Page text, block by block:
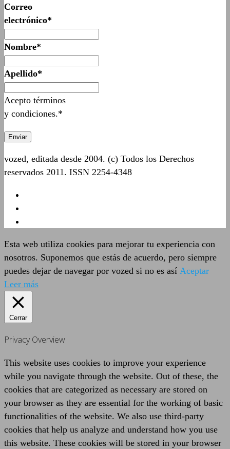
Correo
electrónico*
Nombre*
Apellido*
Acepto términos
y condiciones.*
vozed, editada desde 2004. (c) Todos los Derechos
reservados 2011. ISSN 2254-4348
Esta web utiliza cookies para mejorar tu experiencia con
nosotros. Suponemos que estás de acuerdo, pero siempre
puedes dejar de navegar por vozed si no es así Aceptar
Leer más
Cerrar
Privacy Overview
This website uses cookies to improve your experience
while you navigate through the website. Out of these, the
cookies that are categorized as necessary are stored on
your browser as they are essential for the working of basic
functionalities of the website. We also use third-party
cookies that help us analyze and understand how you use
this website. These cookies will be stored in your browser